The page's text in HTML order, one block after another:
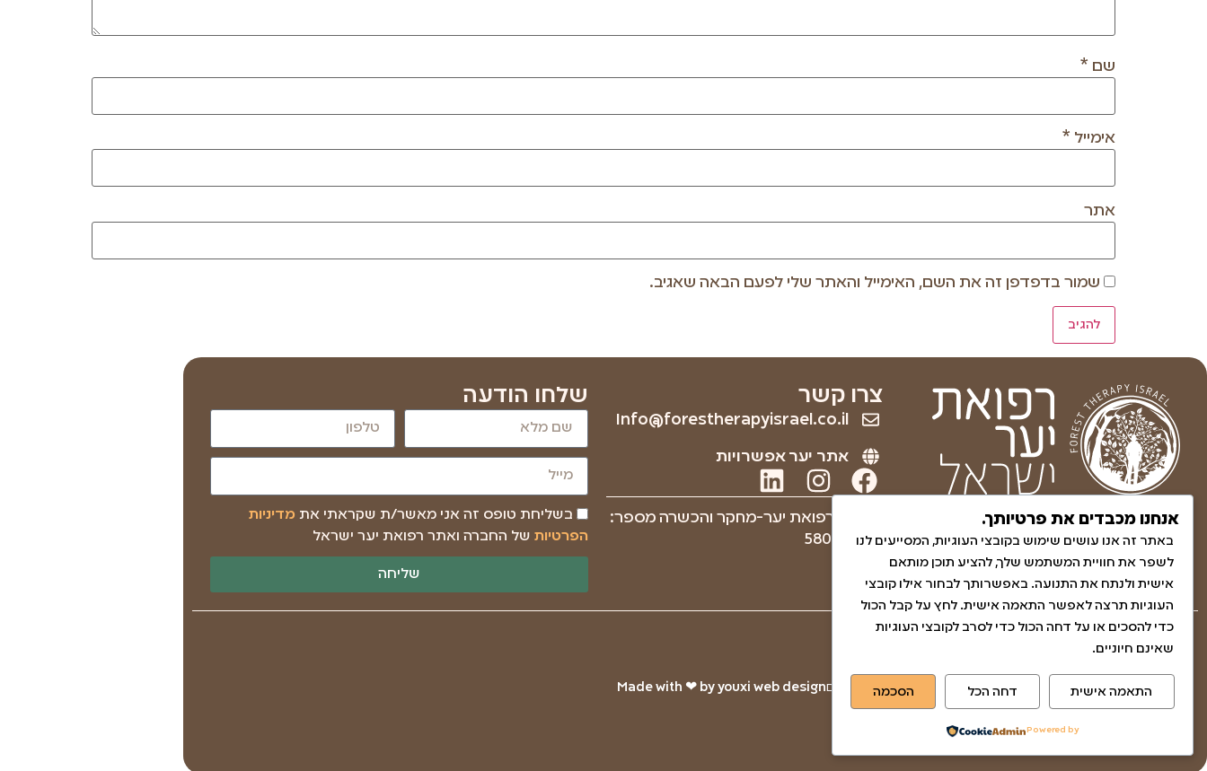
שם *
אימייל *
אתר
שמור בדפדפן זה את השם, האימייל והאתר שלי לפעם הבאה שאגיב.
באמצעות הטבע.
צרו קשר
Info@forestherapyisrael.co.il
אתר יער אפשרויות
עמותה רפואת יער-מחקר והכשרה מספר:
580830271
שלחו הודעה
בשליחת טופס זה אני מאשר/ת שקראתי את מדיניות
הפרטיות של החברה ואתר רפואת יער ישראל
שליחה
שאלות ותשובות
מדיניות האתר ופרטיות
© כל הזכויות שמורות לגליה בן-חייםMade with ❤ by youxi web design​​
אנחנו מכבדים את פרטיותך.
באתר זה אנו עושים שימוש בקובצי העוגיות, המסייעים לנו
לשפר את חוויית המשתמש שלך, להציע תוכן מותאם
אישית ולנתח את התנועה. באפשרותך לבחור אילו קובצי
העוגיות תרצה לאפשר התאמה אישית. לחץ על קבל הכול
כדי להסכים או על דחה הכול כדי לסרב לקובצי העוגיות
שאינם חיוניים.
התאמה אישית דחה הכל הסכמה
Powered by